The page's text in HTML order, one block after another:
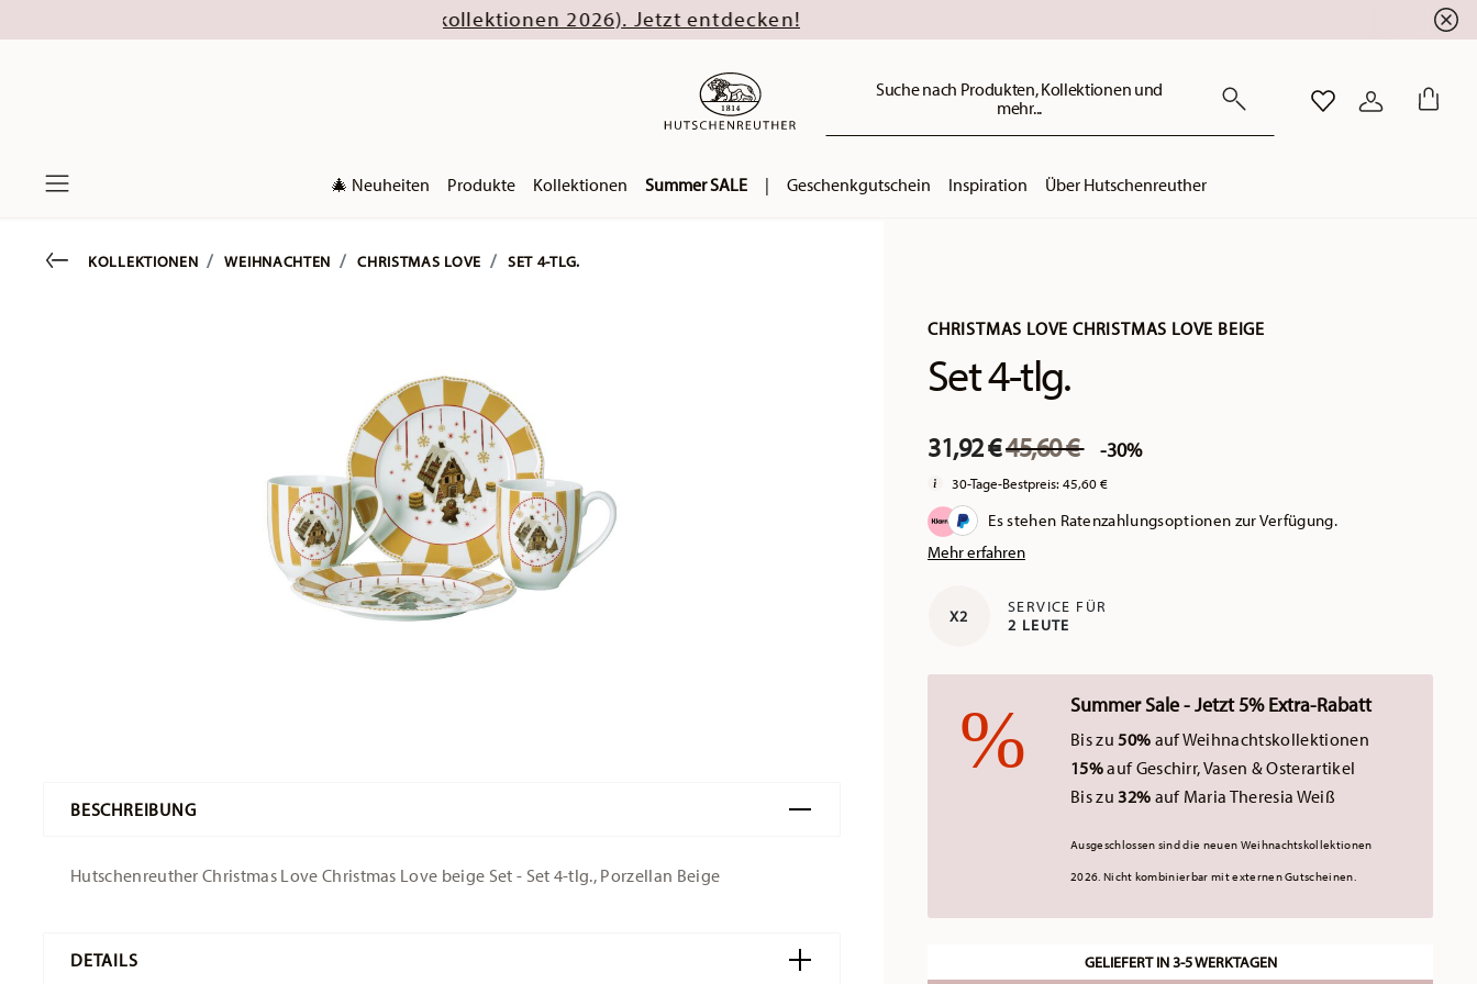
sind die Weihnachtskollektionen 2026). Jetzt entdecken!
Suche nach Produkten, Kollektionen und
mehr...
WISHLISTANMELDEN
🎄 Neuheiten Produkte Kollektionen Summer SALE | Geschenkgutschein Inspiration Über Hutschenreuther
CHRISTMAS LOVE CHRISTMAS LOVE BEIGE
Set 4-tlg.
31,92 €Price reduced from
45,60 €to-30%
30-Tage-Bestpreis:45,60 €
Es stehen Ratenzahlungsoptionen zur Verfügung.
Mehr erfahren
X2
SERVICE FÜR
2 LEUTE
Summer Sale - Jetzt 5% Extra-Rabatt
Bis zu 50% auf Weihnachtskollektionen
15%auf Geschirr, Vasen & Osterartikel
Bis zu32% auf Maria Theresia Weiß
Ausgeschlossen sind die neuen Weihnachtskollektionen
2026. Nicht kombinierbar mit externen Gutscheinen.
GELIEFERT IN 3-5 WERKTAGEN
Go backKOLLEKTIONEN WEIHNACHTEN CHRISTMAS LOVE SET 4-TLG.
BESCHREIBUNG
Hutschenreuther Christmas Love Christmas Love beige Set - Set 4-tlg., Porzellan Beige
DETAILS